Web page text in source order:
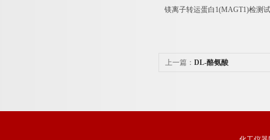
镁离子转运蛋白1(MAGT1)检测
上一篇： DL-酪氨酸